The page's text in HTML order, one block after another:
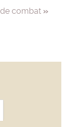
combat »